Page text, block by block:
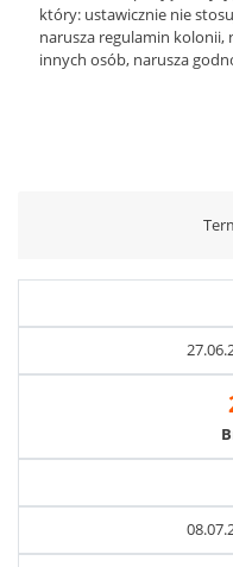
który: ustawicznie nie
narusza regulamin kolonii,
innych osób, narusza